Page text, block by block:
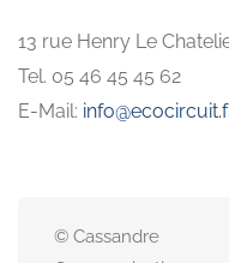
13 rue Henry Le
Tel. 05 46 45 45 62
E-Mail:
© Cassandre